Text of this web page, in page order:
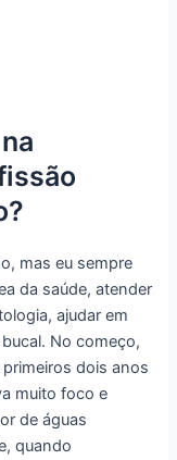
mas eu sempre
da saúde, atender
ajudar em
No começo,
dois anos
muito foco e
de águas
quando